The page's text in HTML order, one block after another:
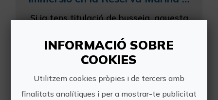
Si ja tens titulació de busseig, aquesta
a la Reserva Marina Illa de Tabarca!
Gaudeix de la primera Reserva Marina
d'Espanya, plena de neros, barracudas,
INFORMACIÓ SOBRE
COOKIES
Utilitzem cookies pròpies i de tercers amb
finalitats analítiques i per a mostrar-te publicitat